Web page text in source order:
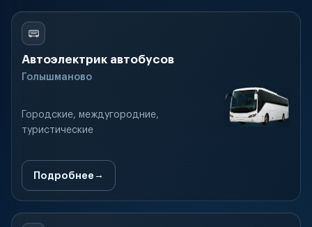
Автоэлектрик автобусов
Голышманово
Городские, междугородние,
туристические
Подробнее